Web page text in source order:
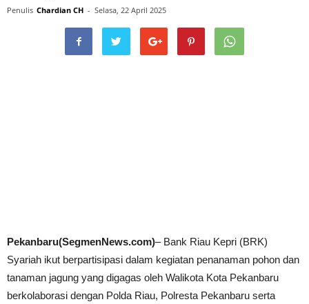
Penulis Chardian CH - Selasa, 22 April 2025
Pekanbaru(SegmenNews.com)– Bank Riau Kepri (BRK)
Syariah ikut berpartisipasi dalam kegiatan penanaman pohon dan
tanaman jagung yang digagas oleh Walikota Kota Pekanbaru
berkolaborasi dengan Polda Riau, Polresta Pekanbaru serta